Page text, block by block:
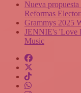
Nueva
Reformas
Grammys 2025
JENNIE's 'Love
Music